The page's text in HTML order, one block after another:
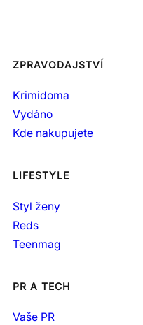
ZPRAVODAJSTVÍ
Krimidoma
Vydáno
Kde nakupujete
LIFESTYLE
Styl ženy
Reds
Teenmag
PR A TECH
Vaše PR